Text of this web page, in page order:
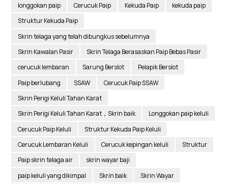
longgokan paip
Cerucuk Paip Kekuda Paip
kekuda paip
Struktur Kekuda Paip
Skrin telaga yang telah dibungkus sebelumnya
Skrin Kawalan Pasir
Skrin Telaga Berasaskan Paip Bebas Pasir
cerucuk lembaran
Sarung Berslot
Pelapik Berslot
Paip berlubang
SSAW
Cerucuk Paip SSAW
Skrin Perigi Keluli Tahan Karat
Skrin Perigi Keluli Tahan Karat，Skrin baik
Longgokan paip keluli
Cerucuk Paip Keluli
Struktur Kekuda Paip Keluli
Cerucuk Lembaran Keluli
Cerucuk kepingan keluli
Struktur
Paip skrin telaga air
skrin wayar baji
paip keluli yang dikimpal
Skrin baik
Skrin Wayar